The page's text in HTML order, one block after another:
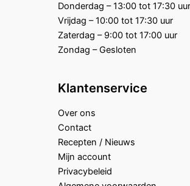
Donderdag – 13:00 tot 17:30 uur
Vrijdag – 10:00 tot 17:30 uur
Zaterdag – 9:00 tot 17:00 uur
Zondag – Gesloten
Klantenservice
Over ons
Contact
Recepten / Nieuws
Mijn account
Privacybeleid